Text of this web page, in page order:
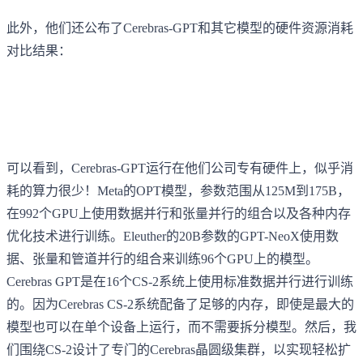
此外，他们还公布了Cerebras-GPT和其它模型的硬件资源消耗
对比结果：
可以看到，Cerebras-GPT运行在他们公司专有硬件上，似乎消
耗的算力很少！Meta的OPT模型，参数范围从125M到175B，
在992个GPU上使用数据并行和张量并行的组合以及各种内存
优化技术进行训练。Eleuther的20B参数的GPT-NeoX使用数
据、张量和管道并行的组合来训练96个GPU上的模型。
Cerebras GPT是在16个CS-2系统上使用标准数据并行进行训练
的。因为Cerebras CS-2系统配备了足够的内存，即使是最大的
模型也可以在单个设备上运行，而不需要拆分模型。然后，我
们围绕CS-2设计了专门的Cerebras晶圆级集群，以实现轻松扩